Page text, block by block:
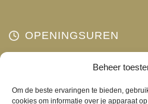
Beheer
Om de beste ervaringen te bieden,
cookies om informatie over je apparaat
OPENINGSUREN
Gesloten
Woensdag
10:00 -